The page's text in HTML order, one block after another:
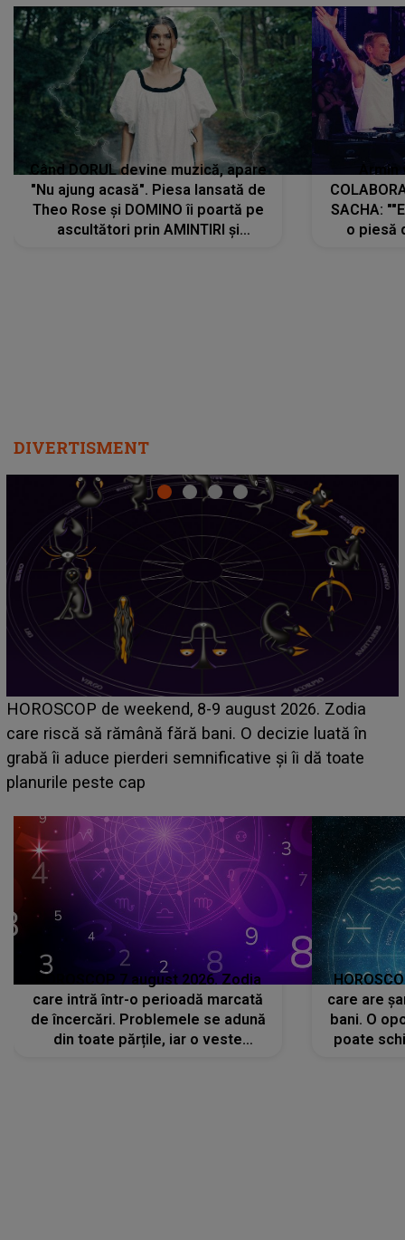
Când DORUL devine muzică, apare
"Nu ajung acasă". Piesa lansată de
Theo Rose și DOMINO îi poartă pe
ascultători prin AMINTIRI și
SACHA:
o piesă
DIVERTISMENT
Emanuel a ținut ACEST DETALIU ASCUNS până
acum! În fața Alexandrei, concurentul din Casa Iubirii
face o MĂRTURISIRE NEAȘTEPTATĂ despre mama
sa: "I-am spus și ei în față, eu nu te iubesc pentru
HOROSCOP 7 august 2026. Zodia
care intră într-o perioadă marcată
de încercări. Problemele se adună
din toate părțile, iar o veste
care are
bani. O
poate